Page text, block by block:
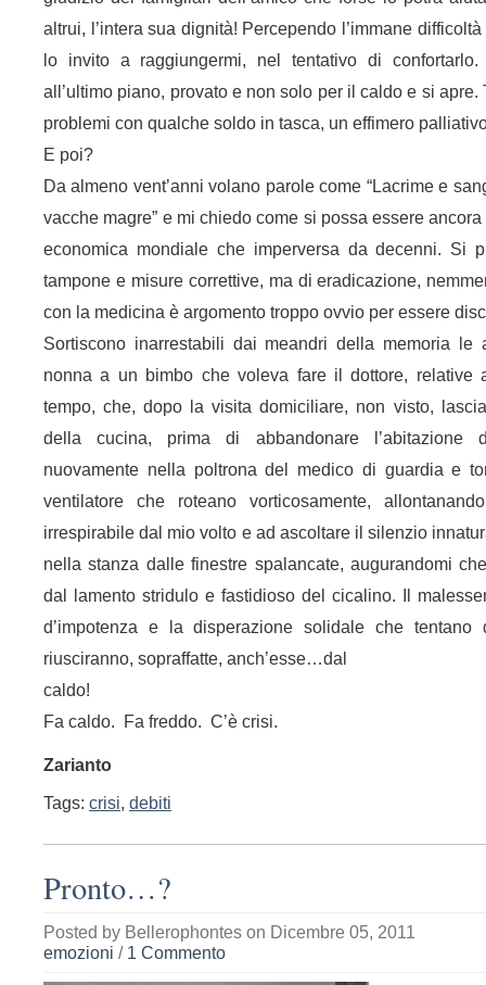
altrui, l’intera sua dignità! Percependo l’immane
lo invito a raggiungermi, nel tentativo di
all’ultimo piano, provato e non solo per il caldo e si
problemi con qualche soldo in tasca, un effimero
E poi?
Da almeno vent’anni volano parole come “Lacrime e
vacche magre” e mi chiedo come si possa essere
economica mondiale che imperversa da decenni. Si
tampone e misure correttive, ma di eradicazione,
con la medicina è argomento troppo ovvio per essere
Sortiscono inarrestabili dai meandri della memoria le
nonna a un bimbo che voleva fare il dottore, relative
tempo, che, dopo la visita domiciliare, non visto,
della cucina, prima di abbandonare l’abitazione
nuovamente nella poltrona del medico di guardia e
ventilatore che roteano vorticosamente,
irrespirabile dal mio volto e ad ascoltare il silenzio
nella stanza dalle finestre spalancate, augurandomi
dal lamento stridulo e fastidioso del cicalino. Il
d’impotenza e la disperazione solidale che
riusciranno, sopraffatte, anch’esse…dal
caldo!
Fa caldo. Fa freddo. C’è crisi.
Zarianto
Tags: crisi, debiti
Pronto…?
Posted by Bellerophontes on Dicembre 05, 2011
emozioni / 1 Commento